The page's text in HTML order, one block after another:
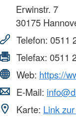
Erwinstr. 7
30175
Telefon: 0511
Telefax: 0511
Web: https://
E-Mail:
Karte: Link